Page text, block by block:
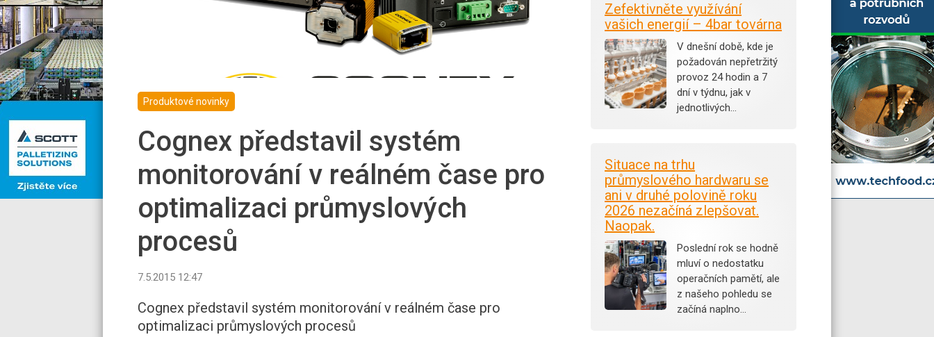
Produktové novinky
Cognex představil systém
monitorování v reálném čase pro
optimalizaci průmyslových
procesů
7.5.2015 12:47
Cognex představil systém monitorování v reálném čase pro
optimalizaci průmyslových procesů
Zefektivněte využívání
vašich energií – 4bar továrna
V dnešní době, kde je
požadován nepřetržitý
provoz 24 hodin a 7
dní v týdnu, jak v
jednotlivých…
Situace na trhu
průmyslového hardwaru se
ani v druhé polovině roku
2026 nezačíná zlepšovat.
Naopak.
Poslední rok se hodně
mluví o nedostatku
operačních pamětí, ale
z našeho pohledu se
začíná naplno…